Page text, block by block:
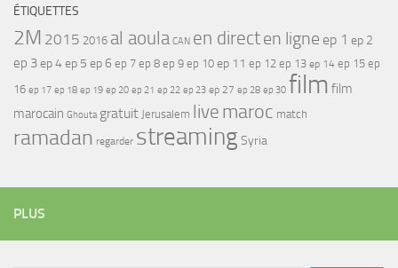
ÉTIQUETTES
2M 2015 2016 al aoula CAN en directen ligne ep 1 ep 2
ep 3ep 4ep 5 ep 6 ep 7 ep 8 ep 9 ep 10 ep 11 ep 12 ep 13 ep 14 ep 15 ep
16 ep 17 ep 18 ep 19 ep 20 ep 21 ep 22 ep 23 ep 27 ep 28 ep 30 film film
marocain Ghouta gratuit Jerusalem live maroc match
ramadan regarder streamingSyria
PLUS